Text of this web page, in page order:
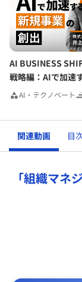
AI BUSINESS
戦略編：AIで加速
AI・テクノベート
関連動画 目
「組織マネ